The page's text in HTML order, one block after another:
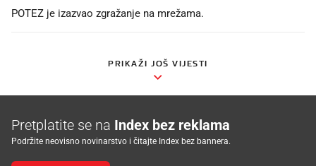
POTEZ je izazvao zgražanje na mrežama.
PRIKAŽI JOŠ VIJESTI
Pretplatite se na Index bez reklama
Podržite neovisno novinarstvo i čitajte Index bez bannera.